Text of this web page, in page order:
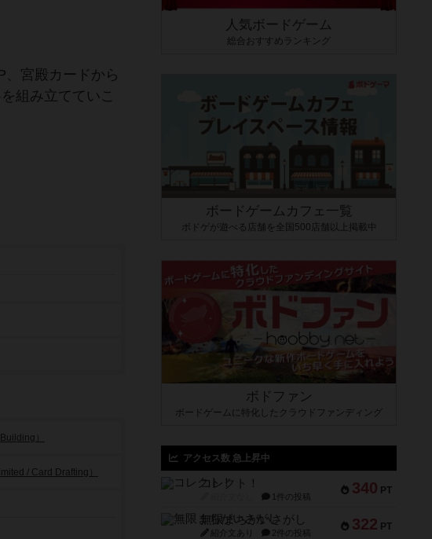
宮殿カードから
組み立てていこ
）
/ Card Drafting）
人気ボードゲーム
総合おすすめランキング
ボードゲームカフェ一覧
ボドゲが遊べる店舗を全国500店舗以上掲載中
ボドファン
ボードゲームに特化したクラウドファンディング
アクセス数 急上昇中
340 PT
コレクト！
1件の投稿
322 PT
無限まちがいさがし
紹介文あり 2件の投稿